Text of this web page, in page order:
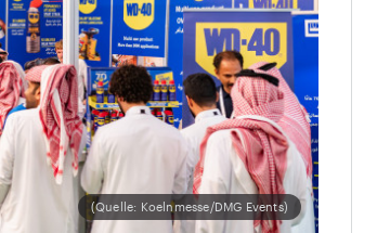
(Quelle: Koelnmesse/DMG Events)